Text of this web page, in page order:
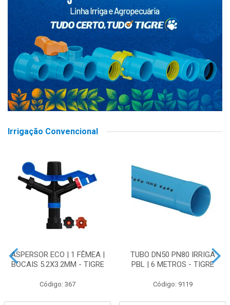
Irrigação Convencional
ASPERSOR ECO | 1 FÊMEA |
BOCAIS 5.2X3.2MM - TIGRE
Código: 367
TUBO DN50 PN80 IRRIGA
PBL | 6 METROS - TIGRE
Código: 9119